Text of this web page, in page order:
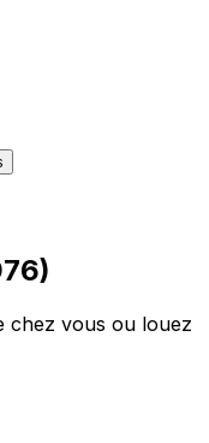
chez vous ou louez